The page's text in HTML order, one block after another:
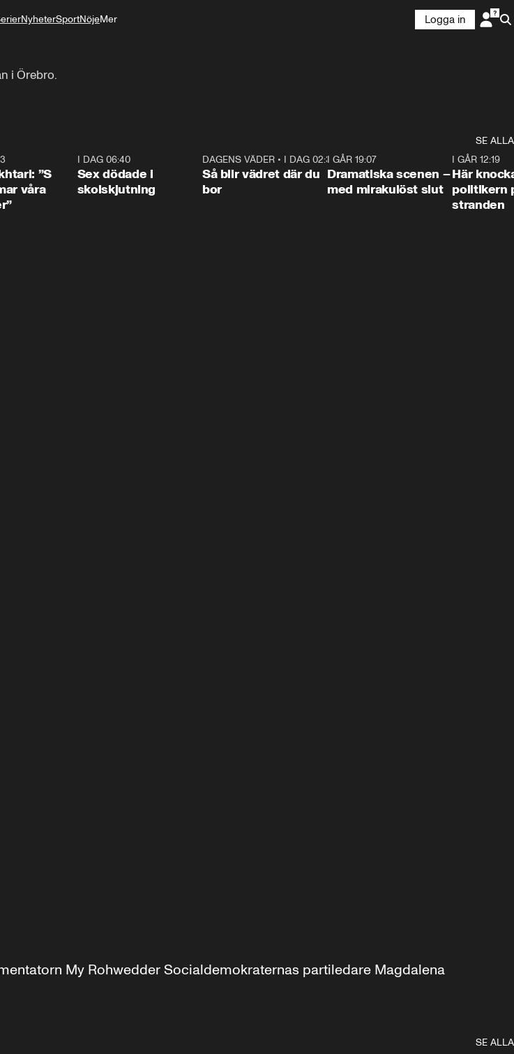
NyheterSportNöjeMer
Logga in
i Örebro.
SE ALLA
”S
våra
I DAG 06:40
Sex dödade i
skolskjutning
1:06
DAGENS VÄDER• I DAG 02:30
Så blir vädret där du
bor
I GÅR 19:07
Dramatiska scenen –
med mirakulöst slut
I GÅR 12:19
Här
politikern
stranden
My Rohwedder Socialdemokraternas partiledare Magdalena
SE ALLA